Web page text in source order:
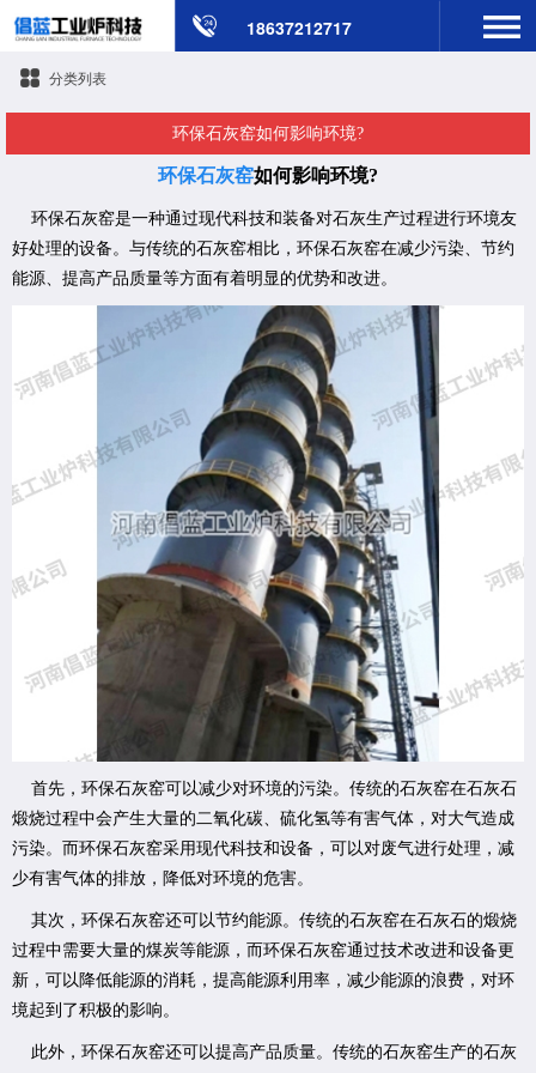
18637212717
分类列表
​环保石灰窑如何影响环境?
环保石灰窑如何影响环境?
环保石灰窑是一种通过现代科技和装备对石灰生产过程进行环境友
好处理的设备。与传统的石灰窑相比，环保石灰窑在减少污染、节约
能源、提高产品质量等方面有着明显的优势和改进。
首先，环保石灰窑可以减少对环境的污染。传统的石灰窑在石灰石
煅烧过程中会产生大量的二氧化碳、硫化氢等有害气体，对大气造成
污染。而环保石灰窑采用现代科技和设备，可以对废气进行处理，减
少有害气体的排放，降低对环境的危害。
其次，环保石灰窑还可以节约能源。传统的石灰窑在石灰石的煅烧
过程中需要大量的煤炭等能源，而环保石灰窑通过技术改进和设备更
新，可以降低能源的消耗，提高能源利用率，减少能源的浪费，对环
境起到了积极的影响。
此外，环保石灰窑还可以提高产品质量。传统的石灰窑生产的石灰